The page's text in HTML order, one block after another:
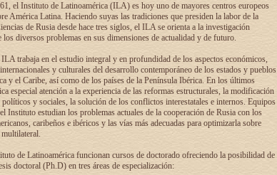
el Instituto de Latinoamérica (ILA) es hoy uno de mayores centros europeos
América Latina. Haciendo suyas las tradiciones que presiden la labor de la
de Rusia desde hace tres siglos, el ILA se orienta a la investigación
los diversos problemas en sus dimensiones de actualidad y de futuro.
trabaja en el estudio integral y en profundidad de los aspectos económicos,
y culturales del desarrollo contemporáneo de los estados y pueblos
y el Caribe, así como de los países de la Península Ibérica. En los últimos
especial atención a la experiencia de las reformas estructurales, la modificación
políticos y sociales, la solución de los conflictos interestatales e internos. Equipos
Instituto estudian los problemas actuales de la cooperación de Rusia con los
caribeños e ibéricos y las vías más adecuadas para optimizarla sobre
de Latinoamérica funcionan cursos de doctorado ofreciendo la posibilidad de
doctoral (Ph.D) en tres áreas de especialización: